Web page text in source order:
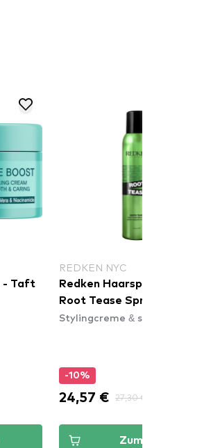
- Taft
REDKEN NYC
Redken Haarspray NYC
Root Tease Spray
Stylingcreme & spray
-10%
24,57 € 27,30 €
Zum Korb